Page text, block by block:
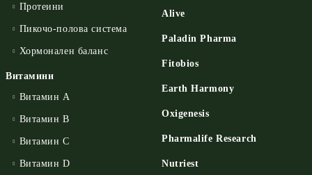
Протеини
Пикочо-полова система
Хормонален баланс
Витамини
Витамин А
Витамин B
Витамин C
Витамин D
Alive
Paladin Pharma
Fitobios
Earth Harmony
Oxigenesis
Pharmalife Research
Nutriest